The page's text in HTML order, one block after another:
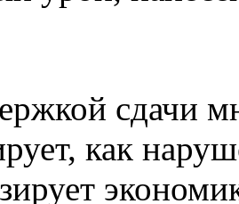
сдачи
как